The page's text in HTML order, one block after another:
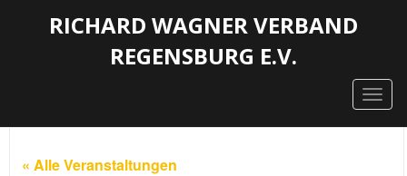
RICHARD WAGNER VERBAND
REGENSBURG E.V.
« Alle Veranstaltungen